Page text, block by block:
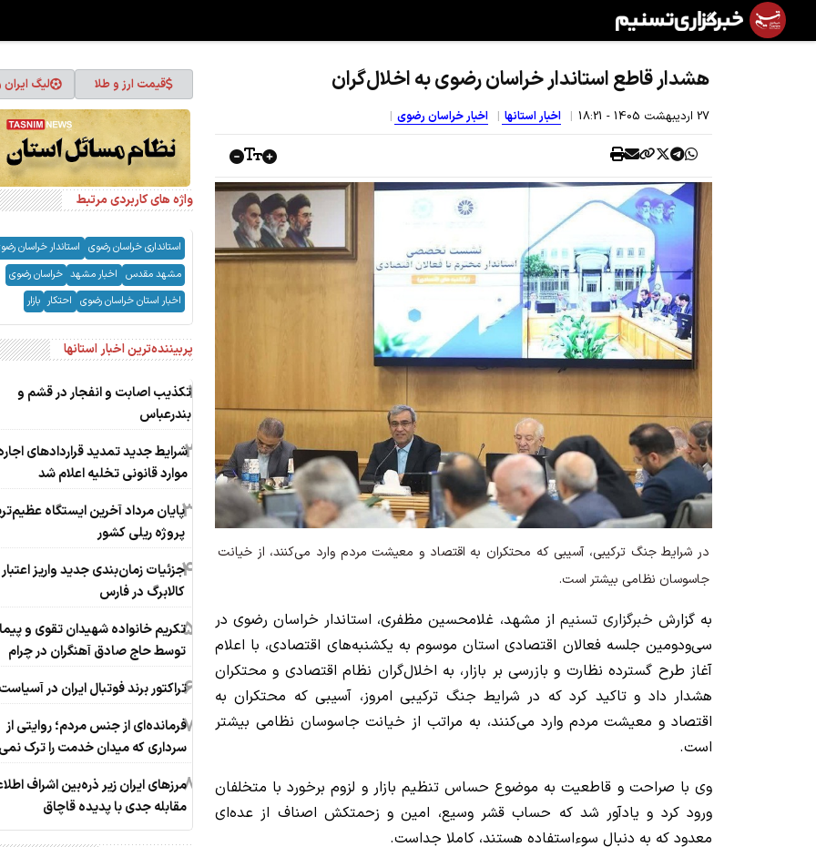
هشدار قاطع استاندار خراسان رضوی به اخلال‌گران
27 ارديبهشت 1405 - 18:21 اخبار استانها اخبار خراسان رضوی
در شرایط جنگ ترکیبی، آسیبی که محتکران به اقتصاد و معیشت مردم وارد می‌کنند، از خیانت
جاسوسان نظامی بیشتر است.
به گزارش خبرگزاری تسنیم از مشهد، غلامحسین مظفری، استاندار خراسان رضوی در
سی‌ودومین جلسه فعالان اقتصادی استان موسوم به یکشنبه‌های اقتصادی، با اعلام
آغاز طرح گسترده نظارت و بازرسی بر بازار، به اخلال‌گران نظام اقتصادی و محتکران
هشدار داد و تاکید کرد که در شرایط جنگ ترکیبی امروز، آسیبی که محتکران به
اقتصاد و معیشت مردم وارد می‌کنند، به مراتب از خیانت جاسوسان نظامی بیشتر
است.
وی با صراحت و قاطعیت به موضوع حساس تنظیم بازار و لزوم برخورد با متخلفان
ورود کرد و یادآور شد که حساب قشر وسیع، امین و زحمتکش اصناف از عده‌ای
معدود که به دنبال سوءاستفاده هستند، کاملا جداست.
قیمت ارز و طلا لیگ
واژه های کاربردی مرتبط
استانداری خراسان رضوی استاندار خراسان
مشهد مقدس اخبار مشهد خراسان رضوی
اخبار استان خراسان رضوی احتکار بازار
پربیننده‌ترین اخبار استانها
1تکذیب اصابت و انفجار در قشم و
بندرعباس
2شرایط جدید تمدید قراردادهای
موارد قانونی تخلیه اعلام شد
3پایان مرداد آخرین ایستگاه
پروژه ریلی کشور
4جزئیات زمان‌بندی جدید واریز اعتبار
کالابرگ در فارس
5تکریم خانواده شهیدان تقوی و
توسط حاج صادق آهنگران در چرام
6تراکتور برند فوتبال ایران در آسیاست
7فرمانده‌ای از جنس مردم؛ روایتی از
سرداری که میدان خدمت را ترک
8مرزهای ایران زیر ذره‌بین اشراف
مقابله جدی با پدیده قاچاق